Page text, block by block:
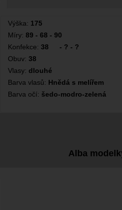
Výška: 175
Míry: 89 - 68 - 90
Konfekce: 38
- ? - ?
Obuv: 38
Vlasy: dlouhé
Barva vlasů: Hnědá s melířem
Barva očí: šedo-modro-zelená
Alba